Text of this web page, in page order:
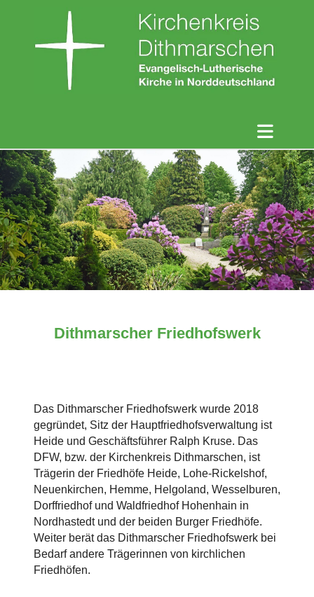
Dithmarscher Friedhofswerk
Das Dithmarscher Friedhofswerk wurde 2018
gegründet, Sitz der Hauptfriedhofsverwaltung ist
Heide und Geschäftsführer Ralph Kruse. Das
DFW, bzw. der Kirchenkreis Dithmarschen, ist
Trägerin der Friedhöfe Heide, Lohe-Rickelshof,
Neuenkirchen, Hemme, Helgoland, Wesselburen,
Dorffriedhof und Waldfriedhof Hohenhain in
Nordhastedt und der beiden Burger Friedhöfe.
Weiter berät das Dithmarscher Friedhofswerk bei
Bedarf andere Trägerinnen von kirchlichen
Friedhöfen.